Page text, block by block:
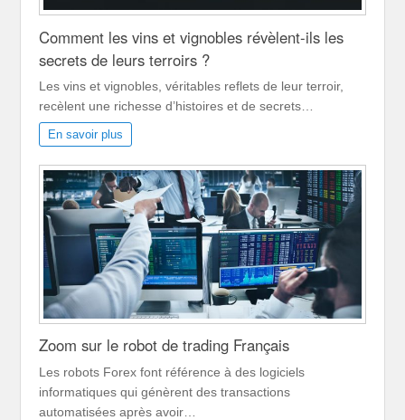
Comment les vins et vignobles révèlent-ils les
secrets de leurs terroirs ?
Les vins et vignobles, véritables reflets de leur terroir,
recèlent une richesse d’histoires et de secrets…
En savoir plus
Zoom sur le robot de trading Français
Les robots Forex font référence à des logiciels
informatiques qui génèrent des transactions
automatisées après avoir…